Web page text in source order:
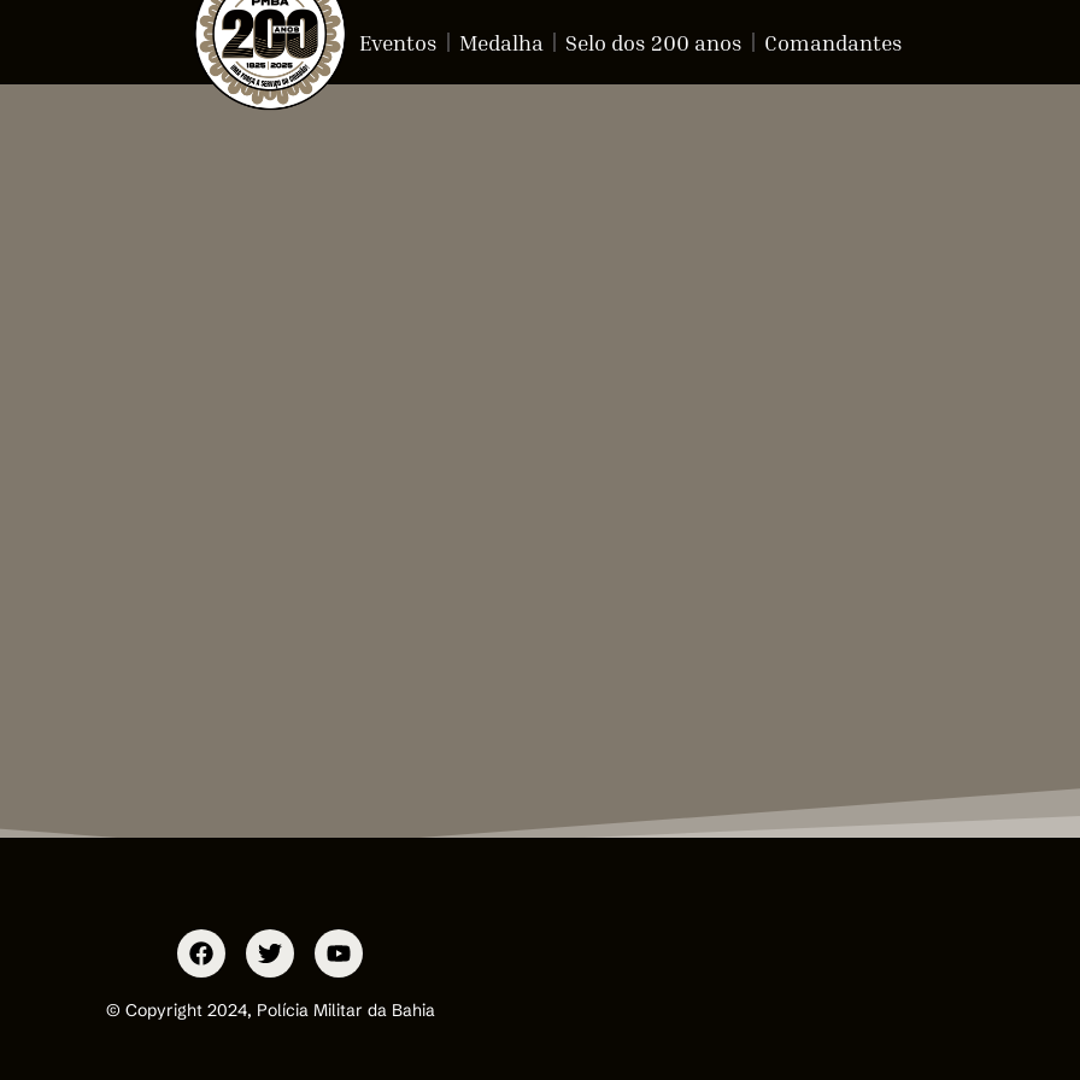
Eventos Medalha Selo dos 200 anos Comandantes
© Copyright 2024, Polícia Militar da Bahia